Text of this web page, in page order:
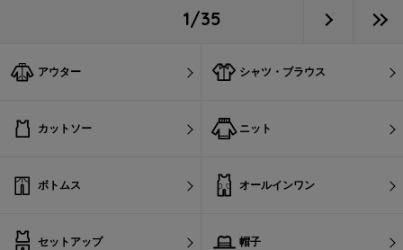
1/35
アウター シャツ・ブラウス
カットソー ニット
ボトムス オールインワン
セットアップ 帽子